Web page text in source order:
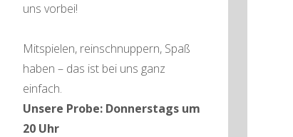
uns vorbei!
Mitspielen, reinschnuppern, Spaß
haben – das ist bei uns ganz
einfach.
Unsere Probe: Donnerstags um
20 Uhr